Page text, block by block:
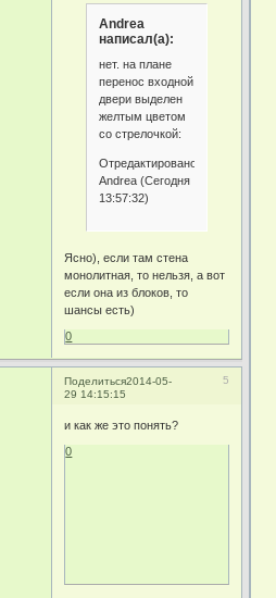
Andrea
написал(а):
нет. на плане
перенос входной
двери выделен
желтым цветом
со стрелочкой:
Отредактировано
Andrea (Сегодня
13:57:32)
Ясно), если там стена
монолитная, то нельзя, а вот
если она из блоков, то
шансы есть)
0
Поделиться 5
2014-05-
29 14:15:15
и как же это понять?
0